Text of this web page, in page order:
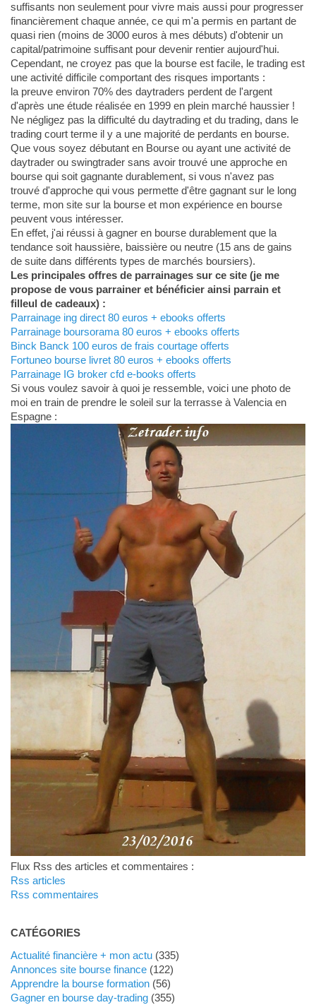
suffisants non seulement pour vivre mais aussi pour progresser
financièrement chaque année, ce qui m'a permis en partant de
quasi rien (moins de 3000 euros à mes débuts) d'obtenir un
capital/patrimoine suffisant pour devenir rentier aujourd'hui.
Cependant, ne croyez pas que la bourse est facile, le trading est
une activité difficile comportant des risques importants :
la preuve environ 70% des daytraders perdent de l'argent
d'après une étude réalisée en 1999 en plein marché haussier !
Ne négligez pas la difficulté du daytrading et du trading, dans le
trading court terme il y a une majorité de perdants en bourse.
Que vous soyez débutant en Bourse ou ayant une activité de
daytrader ou swingtrader sans avoir trouvé une approche en
bourse qui soit gagnante durablement, si vous n'avez pas
trouvé d'approche qui vous permette d'être gagnant sur le long
terme, mon site sur la bourse et mon expérience en bourse
peuvent vous intéresser.
En effet, j'ai réussi à gagner en bourse durablement que la
tendance soit haussière, baissière ou neutre (15 ans de gains
de suite dans différents types de marchés boursiers).
Les principales offres de parrainages sur ce site (je me
propose de vous parrainer et bénéficier ainsi parrain et
filleul de cadeaux) :
Parrainage ing direct 80 euros + ebooks offerts
Parrainage boursorama 80 euros + ebooks offerts
Binck Banck 100 euros de frais courtage offerts
Fortuneo bourse livret 80 euros + ebooks offerts
Parrainage IG broker cfd e-books offerts
Si vous voulez savoir à quoi je ressemble, voici une photo de
moi en train de prendre le soleil sur la terrasse à Valencia en
Espagne :
Flux Rss des articles et commentaires :
Rss articles
Rss commentaires
CATÉGORIES
Actualité financière + mon actu(335)
Annonces site bourse finance(122)
Apprendre la bourse formation(56)
Gagner en bourse day-trading(355)